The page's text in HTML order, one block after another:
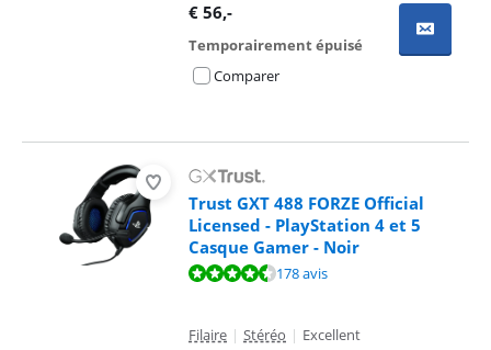
€ 56,-
Temporairement épuisé
Comparer
Trust GXT 488 FORZE Official
Licensed - PlayStation 4 et 5
Casque Gamer - Noir
La note est de 8,5 sur 10, basée sur 178 avis.178 avis
Filaire | Stéréo | Excellent